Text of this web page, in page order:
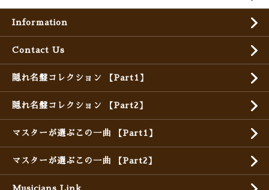
Information
Contact Us
隠れ名盤コレクション 【Part1】
隠れ名盤コレクション 【Part2】
マスターが選ぶこの一曲 【Part1】
マスターが選ぶこの一曲 【Part2】
Musicians Link